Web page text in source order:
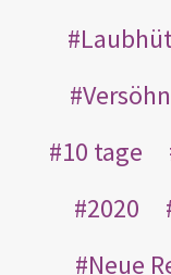
10 tage
2020
Neue